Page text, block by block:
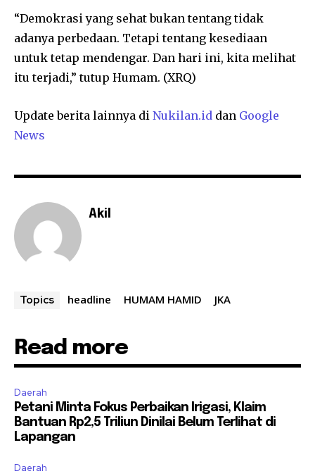
“Demokrasi yang sehat bukan tentang tidak
adanya perbedaan. Tetapi tentang kesediaan
untuk tetap mendengar. Dan hari ini, kita melihat
itu terjadi,” tutup Humam. (XRQ)
Update berita lainnya di Nukilan.id dan Google
News
Akil
Topics headline HUMAM HAMID JKA
Read more
Daerah
Petani Minta Fokus Perbaikan Irigasi, Klaim
Bantuan Rp2,5 Triliun Dinilai Belum Terlihat di
Lapangan
Daerah